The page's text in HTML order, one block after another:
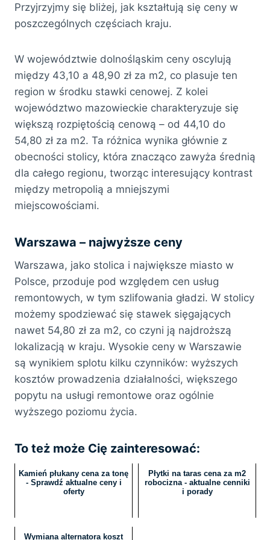
Przyjrzyjmy się bliżej, jak kształtują się ceny w
poszczególnych częściach kraju.
W województwie dolnośląskim ceny oscylują
między 43,10 a 48,90 zł za m2, co plasuje ten
region w środku stawki cenowej. Z kolei
województwo mazowieckie charakteryzuje się
większą rozpiętością cenową – od 44,10 do
54,80 zł za m2. Ta różnica wynika głównie z
obecności stolicy, która znacząco zawyża średnią
dla całego regionu, tworząc interesujący kontrast
między metropolią a mniejszymi
miejscowościami.
Warszawa – najwyższe ceny
Warszawa, jako stolica i największe miasto w
Polsce, przoduje pod względem cen usług
remontowych, w tym szlifowania gładzi. W stolicy
możemy spodziewać się stawek sięgających
nawet 54,80 zł za m2, co czyni ją najdroższą
lokalizacją w kraju. Wysokie ceny w Warszawie
są wynikiem splotu kilku czynników: wyższych
kosztów prowadzenia działalności, większego
popytu na usługi remontowe oraz ogólnie
wyższego poziomu życia.
To też może Cię zainteresować:
Kamień płukany cena za tonę
- Sprawdź aktualne ceny i
oferty
Płytki na taras cena za m2
robocizna - aktualne cenniki
i porady
Wymiana alternatora koszt